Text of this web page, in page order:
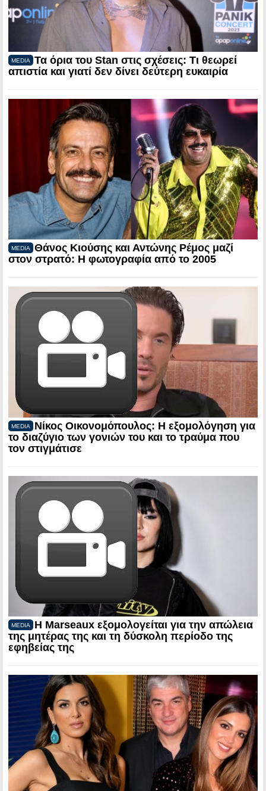
MEDIA
Τα όρια του Stan στις σχέσεις: Τι θεωρεί
απιστία και γιατί δεν δίνει δεύτερη ευκαιρία
MEDIA
Θάνος Κιούσης και Αντώνης Ρέμος μαζί
στον στρατό: Η φωτογραφία από το 2005
MEDIA
Νίκος Οικονομόπουλος: Η εξομολόγηση για
το διαζύγιο των γονιών του και το τραύμα που
τον στιγμάτισε
MEDIA
Η Marseaux εξομολογείται για την απώλεια
της μητέρας της και τη δύσκολη περίοδο της
εφηβείας της